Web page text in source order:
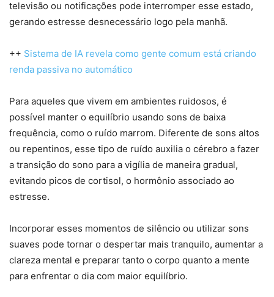
televisão ou notificações pode interromper esse estado,
gerando estresse desnecessário logo pela manhã.
++ Sistema de IA revela como gente comum está criando
renda passiva no automático
Para aqueles que vivem em ambientes ruidosos, é
possível manter o equilíbrio usando sons de baixa
frequência, como o ruído marrom. Diferente de sons altos
ou repentinos, esse tipo de ruído auxilia o cérebro a fazer
a transição do sono para a vigília de maneira gradual,
evitando picos de cortisol, o hormônio associado ao
estresse.
Incorporar esses momentos de silêncio ou utilizar sons
suaves pode tornar o despertar mais tranquilo, aumentar a
clareza mental e preparar tanto o corpo quanto a mente
para enfrentar o dia com maior equilíbrio.